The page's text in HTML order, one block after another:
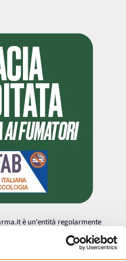
è un'entità regolarmente
la vendita online di